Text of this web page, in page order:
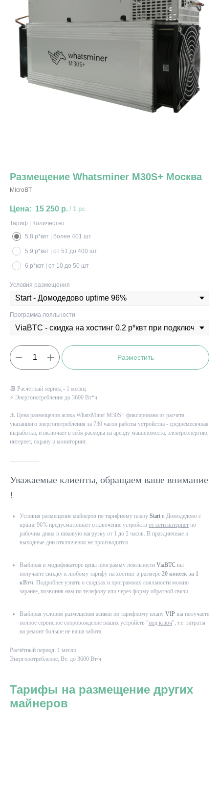
Размещение Whatsminer M30S+ Москва
MicroBT
15 250 р. / 1 pc
Тариф | Количество
5.8 р*квт | более 401 шт
5.9 р*квт | от 51 до 400 шт
6 р*квт | от 10 до 50 шт
Условия размещения
Программа лояльности
Разместить
📆 Расчётный период - 1 месяц
⚡ Энергопотребление до 3600 Вт*ч
⚠️ Цена размещения асика WhatsMiner M30S+ фиксирована из расчета
указанного энергопотребления за 730 часов работы устройства - среднемесячная
выработка, и включает в себя расходы на аренду машиноместа, электроэнергию,
интернет, охрану и мониторинг.
Уважаемые клиенты, обращаем ваше внимание
!
Условия размещение майнеров по тарифному плану Start в Домодедово с
uptime 96% предусматривает отключение устройств от сети интернет по
рабочим дням в пиковую нагрузку от 1 до 2 часов. В праздничные и
выходные дни отключения не производятся.
Выбирая в модификаторе цены программу лояльности ViaBTC вы
получаете скидку к любому тарифу на хостинг в размере 20 копеек за 1
кВтч. Подробнее узнать о скидках и программах лояльности можно
заранее, позвонив нам по телефону или через форму обратной связи.
Выбирая условия размещения асиков по тарифному плану VIP вы получаете
полное сервисное сопровождение ваших устройств "под ключ", т.е. затраты
на ремонт больше не ваша забота.
Расчётный период: 1 месяц
Энергопотребление, Вт: до 3600 Вт/ч
Тарифы на размещение других
майнеров